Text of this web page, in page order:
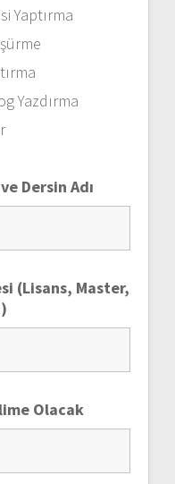
Yaptırma
Yazdırma
Dersin Adı
(Lisans, Master,
Olacak